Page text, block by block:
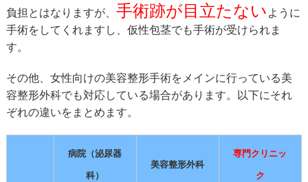
負担とはなりますが、 手術跡が目立たない ように
手術をしてくれますし、仮性包茎でも手術が受けられま
す。
その他、女性向けの美容整形手術をメインに行っている美
容整形外科でも対応している場合があります。以下にそれ
ぞれの違いをまとめます。
病院（泌尿器
科）
美容整形外科
専門クリニッ
ク